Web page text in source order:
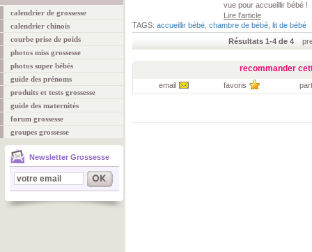
calendrier de grossesse
calendrier chinois
courbe prise de poids
photos miss grossesse
photos super bébés
guide des prénoms
produits et tests grossesse
guide des maternités
forum grossesse
groupes grossesse
Newsletter Grossesse
vue pour accueillir bébé !
Lire l'article
TAGS: accueillir bébé chambre de bébé lit de bébé
Résultats 1-4 de 4
recommander
email favoris